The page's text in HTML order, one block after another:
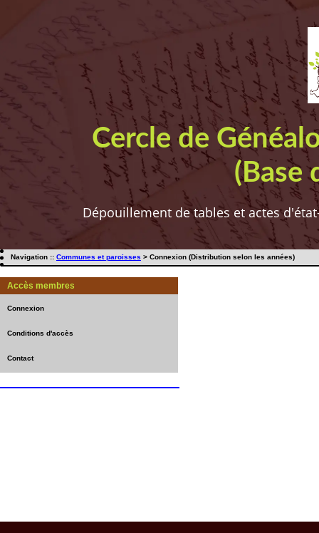
Cercle de
(Base
Dépouillement de tables et actes
Navigation :: Communes et paroisses > Connexion (Distribution selon les années)
Accès membres
Connexion
Conditions d'accès
Contact